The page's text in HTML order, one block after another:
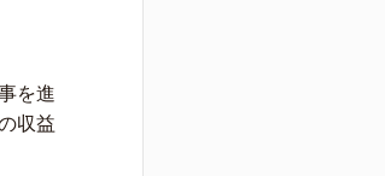
を進
収益